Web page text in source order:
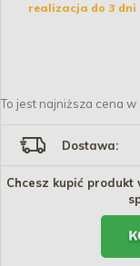
realizacja do 3 dni
To jest najniższa cena w
Dostawa:
Chcesz kupić